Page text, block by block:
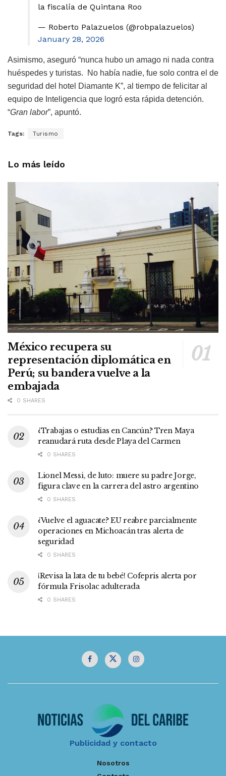
la fiscalía de Quintana Roo
— Roberto Palazuelos (@robpalazuelos)
January 28, 2026
Asimismo, aseguró “nunca hubo un amago ni nada contra
huéspedes y turistas. No había nadie, fue solo contra el de
seguridad del hotel Diamante K”, al tiempo de felicitar al
equipo de Inteligencia que logró esta rápida detención.
“Gran labor”, apuntó.
Tags: Turismo
Lo más leído
México recupera su
representación diplomática en
Perú; su bandera vuelve a la
embajada
0 SHARES
¿Trabajas o estudias en Cancún? Tren Maya
reanudará ruta desde Playa del Carmen
0 SHARES
Lionel Messi, de luto: muere su padre Jorge,
figura clave en la carrera del astro argentino
0 SHARES
¿Vuelve el aguacate? EU reabre parcialmente
operaciones en Michoacán tras alerta de
seguridad
0 SHARES
¡Revisa la lata de tu bebé! Cofepris alerta por
fórmula Frisolac adulterada
0 SHARES
Publicidad y contacto
Nosotros